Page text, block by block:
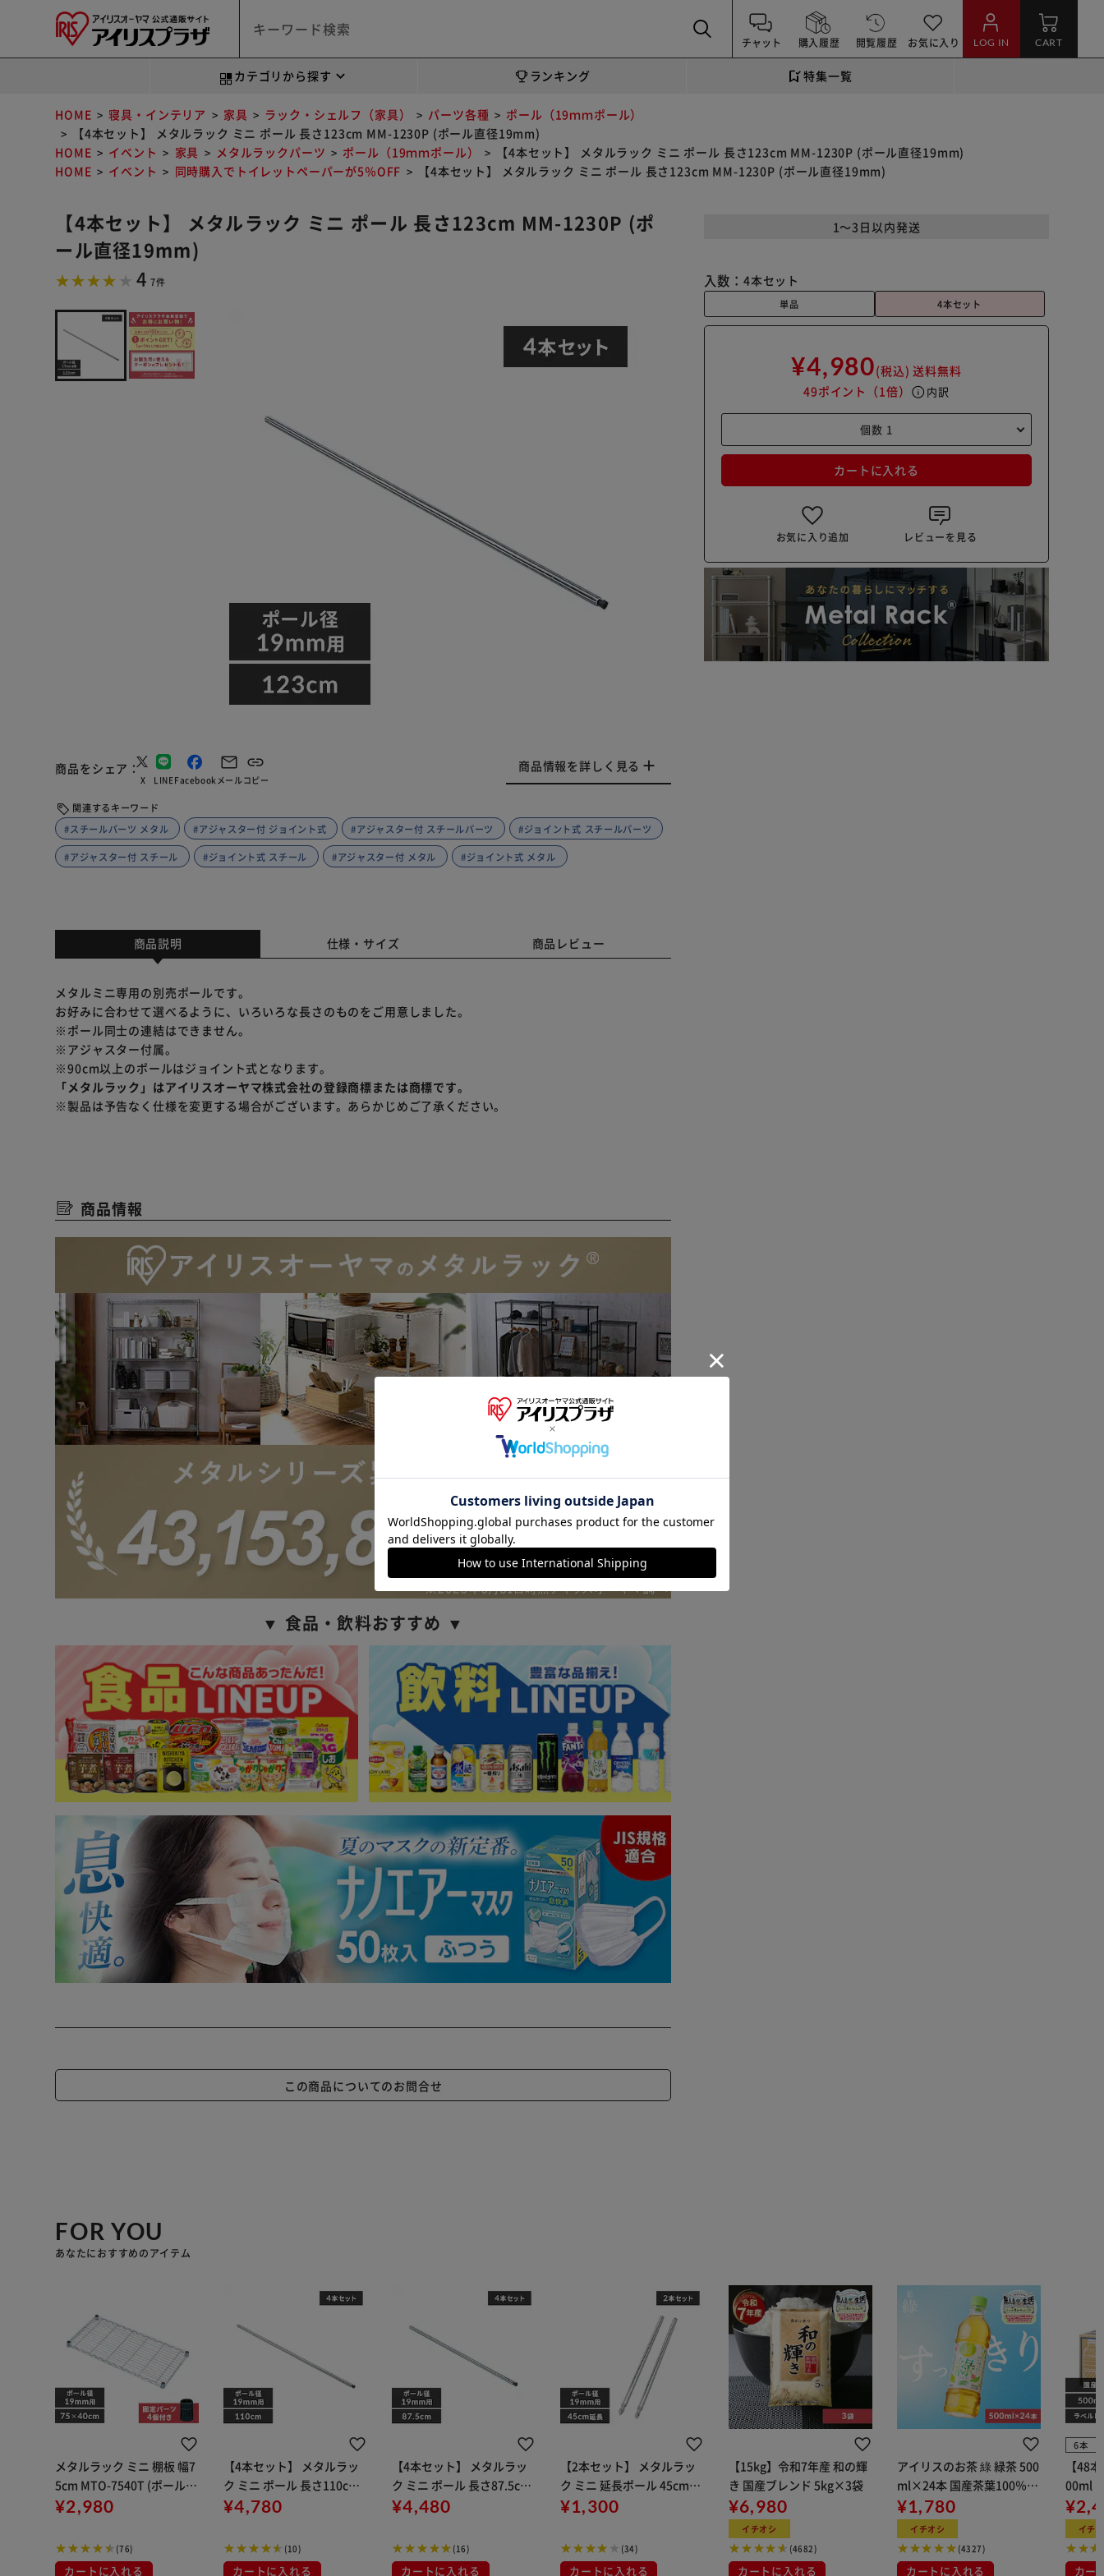
チャット 購入履歴 閲覧履歴 お気に入り LOG IN CART
カテゴリから探す ランキング 特集一覧
HOME 寝具・インテリア 家具 ラック・シェルフ（家具） パーツ各種
ポール（19ｍｍポール）
【4本セット】 メタルラック ミニ ポール 長さ123cm MM-1230P (ポール直径19mm)
HOME
イベント 家具 メタルラックパーツ ポール（19ｍｍポール）
【4本セット】 メタルラック ミニ ポール 長さ123cm MM-1230P (ポール直径19mm)
HOME
イベント 同時購入でトイレットペーパーが5％OFF 【4本セット】 メタルラック ミニ ポール 長さ123cm MM-1230P (ポール直径19mm)
【4本セット】 メタルラック ミニ ポール 長さ123cm MM-1230P (ポ
ール直径19mm)
4 7件
商品をシェア
X LINEFacebookメールコピー
商品情報を詳しく見る
関連するキーワード
#スチールパーツ メタル
#アジャスター付 ジョイント式 #アジャスター付 スチールパーツ #ジョイント式 スチールパーツ
#アジャスター付 スチール #ジョイント式 スチール #アジャスター付 メタル #ジョイント式 メタル
1～3日以内発送
入数： 4本セット
単品 4本セット
¥4,980(税込) 送料無料
49ポイント （1倍） info 内訳
カートに入れる
お気に入り追加 レビューを見る
商品説明 仕様・サイズ 商品レビュー
メタルミニ専用の別売ポールです。
お好みに合わせて選べるように、いろいろな長さのものをご用意しました。
※ポール同士の連結はできません。
※アジャスター付属。
※90cm以上のポールはジョイント式となります。
「メタルラック」はアイリスオーヤマ株式会社の登録商標または商標です。
※製品は予告なく仕様を変更する場合がございます。あらかじめご了承ください。
商品情報
▼ 食品・飲料おすすめ ▼
この商品についてのお問合せ
FOR YOU
あなたにおすすめのアイテム
メタルラック ミニ 棚板 幅7
5cm MTO-7540T (ポール直
径19mm)
¥2,980
(76)
カートに入れる
【4本セット】 メタルラッ
ク ミニ ポール 長さ110cm
MM-1100P (ポール直径19
¥4,780
(10)
カートに入れる
【4本セット】 メタルラッ
ク ミニ ポール 長さ87.5cm
MM-875P (ポール直径19m
¥4,480
(16)
カートに入れる
【2本セット】 メタルラッ
ク ミニ 延長ポール 45cm延
長 MM-45EPW (ポール直径
¥1,300
(34)
カートに入れる
【15kg】令和7年産 和の輝
き 国産ブレンド 5kg×3袋
¥6,980
イチオシ
(4682)
カートに入れる
アイリスのお茶 綠 緑茶 500
ml×24本 国産茶葉100％使
用
¥1,780
イチオシ
(4327)
カートに入れる
6本
【48
00ml
イチ
カー
※ご確認ください